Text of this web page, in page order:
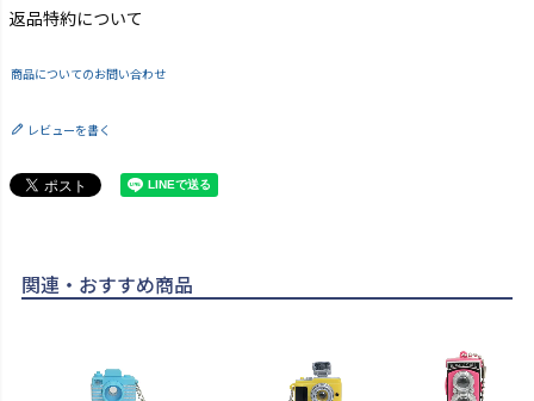
返品特約について
商品についてのお問い合わせ
レビューを書く
関連・おすすめ商品